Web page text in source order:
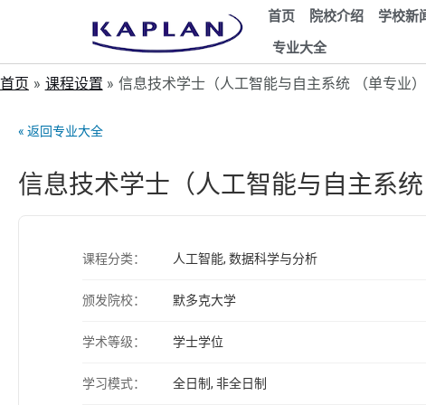
首页 院校介绍 学校新
专业大全
首页 课程设置 信息技术学士（人工智能与自主系统 （单专业）
« 返回专业大全
信息技术学士（人工智能与自主系统
课程分类： 人工智能, 数据科学与分析
颁发院校： 默多克大学
学术等级： 学士学位
学习模式： 全日制, 非全日制